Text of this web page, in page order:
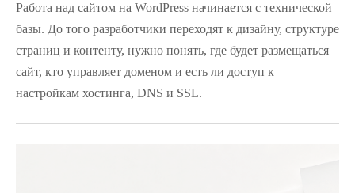
Работа над сайтом на WordPress начинается с технической
базы. До того разработчики переходят к дизайну, структуре
страниц и контенту, нужно понять, где будет размещаться
сайт, кто управляет доменом и есть ли доступ к
настройкам хостинга, DNS и SSL.